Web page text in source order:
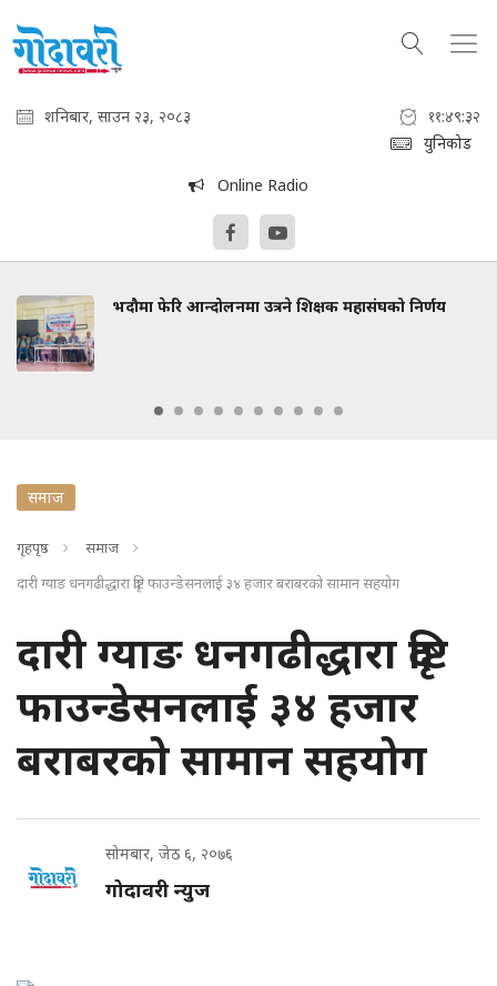
शनिबार, साउन २३, २०८३
११:४९:३३
युनिकोड
Online Radio
भदौमा फेरि आन्दोलनमा उत्रने शिक्षक महासंघको निर्णय
समाज
गृहपृष्ठ
समाज
दारी ग्याङ धनगढीद्धारा दृष्टि फाउन्डेसनलाई ३४ हजार बराबरको सामान सहयोग
दारी ग्याङ धनगढीद्धारा दृष्टि
फाउन्डेसनलाई ३४ हजार
बराबरको सामान सहयोग
सोमबार, जेठ ६, २०७६
गोदावरी न्युज